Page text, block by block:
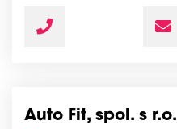
Auto Fit, spol. s r.o.